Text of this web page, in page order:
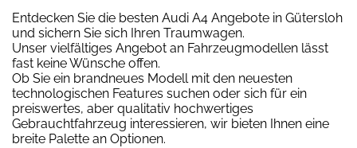
Entdecken Sie die besten Audi A4 Angebote in Gütersloh
und sichern Sie sich Ihren Traumwagen.
Unser vielfältiges Angebot an Fahrzeugmodellen lässt
fast keine Wünsche offen.
Ob Sie ein brandneues Modell mit den neuesten
technologischen Features suchen oder sich für ein
preiswertes, aber qualitativ hochwertiges
Gebrauchtfahrzeug interessieren, wir bieten Ihnen eine
breite Palette an Optionen.